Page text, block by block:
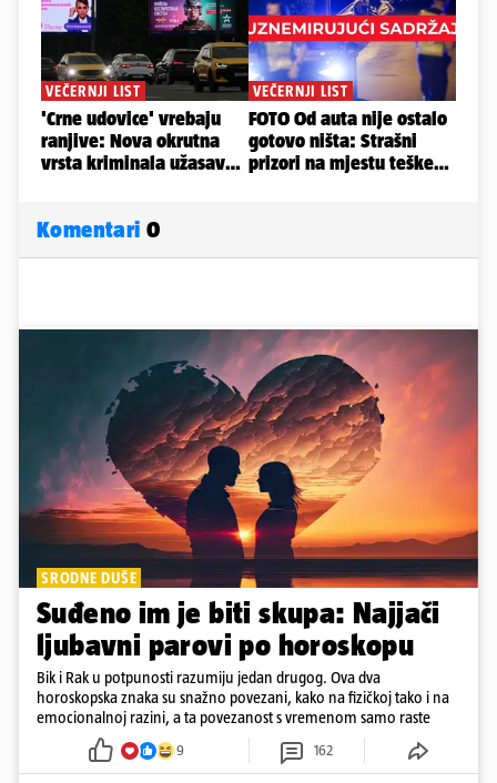
Komentari 0
SRODNE DUŠE
Suđeno im je biti skupa: Najjači
ljubavni parovi po horoskopu
Bik i Rak u potpunosti razumiju jedan drugog. Ova dva
horoskopska znaka su snažno povezani, kako na fizičkoj tako i na
emocionalnoj razini, a ta povezanost s vremenom samo raste
9 162